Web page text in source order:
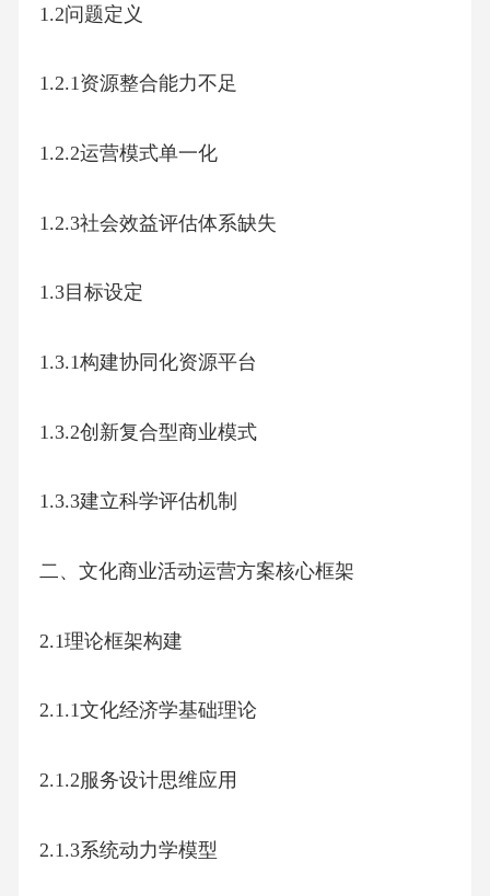
1.2问题定义
1.2.1资源整合能力不足
1.2.2运营模式单一化
1.2.3社会效益评估体系缺失
1.3目标设定
1.3.1构建协同化资源平台
1.3.2创新复合型商业模式
1.3.3建立科学评估机制
二、文化商业活动运营方案核心框架
2.1理论框架构建
2.1.1文化经济学基础理论
2.1.2服务设计思维应用
2.1.3系统动力学模型